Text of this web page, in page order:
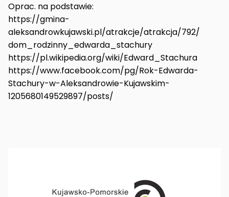
Oprac. na podstawie:
https://gmina-
aleksandrowkujawski.pl/atrakcje/atrakcja/792/
dom_rodzinny_edwarda_stachury
https://pl.wikipedia.org/wiki/Edward_Stachura
https://www.facebook.com/pg/Rok-Edwarda-
Stachury-w-Aleksandrowie-Kujawskim-
1205680149529897/posts/